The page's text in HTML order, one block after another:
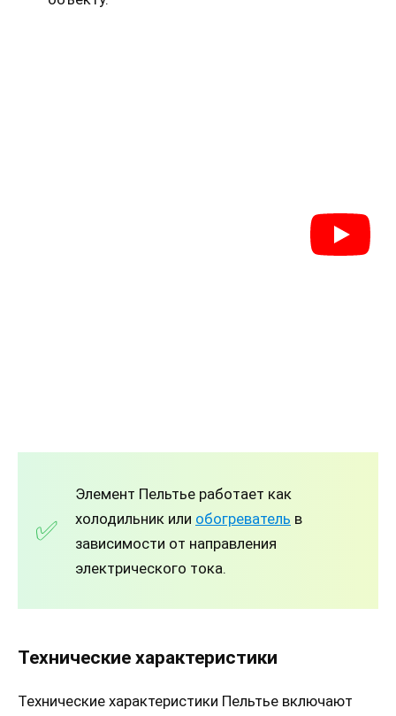
Элемент Пельтье работает как
холодильник или обогреватель в
зависимости от направления
электрического тока.
Технические характеристики
Технические характеристики Пельтье включают